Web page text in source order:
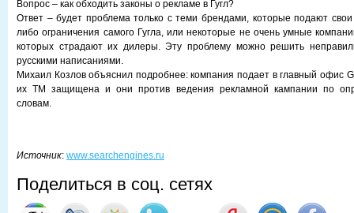
Вопрос – как обходить законы о рекламе в Гугл?
Ответ – будет проблема только с теми брендами, которые подают
либо ограничения самого Гугла, или некоторые не очень умные
которых страдают их дилеры. Эту проблему можно решить
русскими написаниями.
Михаил Козлов объяснил подробнее: компания подает в главный офис
их TM защищена и они против ведения рекламной кампании по
словам.
Источник: www.searchengines.ru
Поделиться в соц. сетях